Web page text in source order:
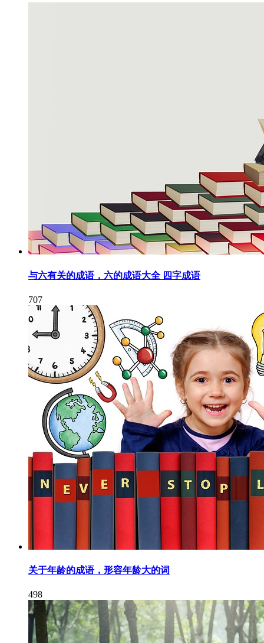
与六有关的成语，六的成语大全 四字成语
707
关于年龄的成语，形容年龄大的词
498